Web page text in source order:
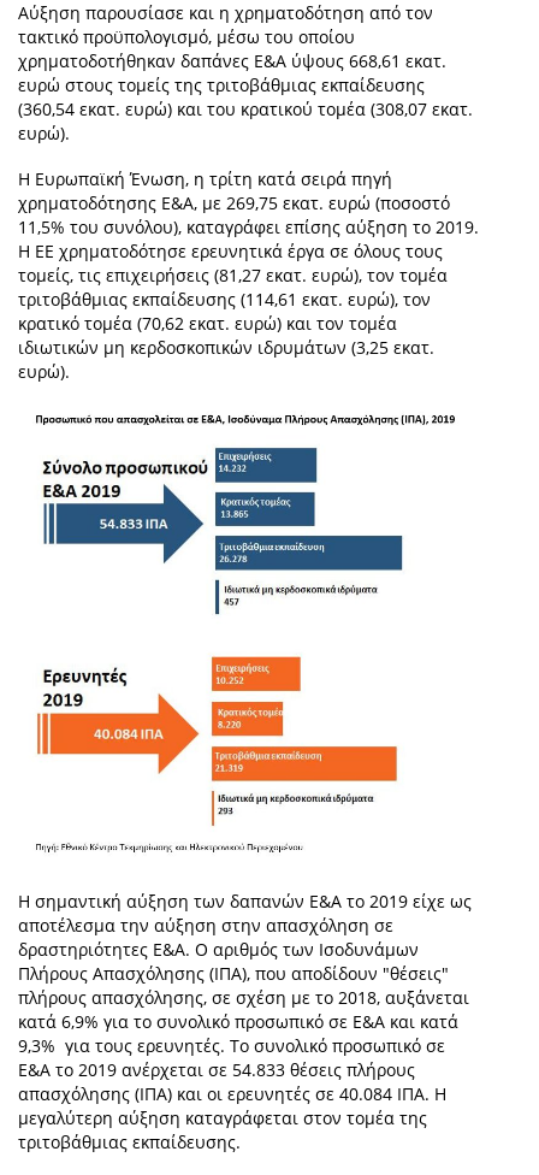
Αύξηση παρουσίασε και η χρηματοδότηση από τον
τακτικό προϋπολογισμό, μέσω του οποίου
χρηματοδοτήθηκαν δαπάνες Ε&Α ύψους 668,61 εκατ.
ευρώ στους τομείς της τριτοβάθμιας εκπαίδευσης
(360,54 εκατ. ευρώ) και του κρατικού τομέα (308,07 εκατ.
ευρώ).
Η Ευρωπαϊκή Ένωση, η τρίτη κατά σειρά πηγή
χρηματοδότησης Ε&Α, με 269,75 εκατ. ευρώ (ποσοστό
11,5% του συνόλου), καταγράφει επίσης αύξηση το 2019.
Η ΕΕ χρηματοδότησε ερευνητικά έργα σε όλους τους
τομείς, τις επιχειρήσεις (81,27 εκατ. ευρώ), τον τομέα
τριτοβάθμιας εκπαίδευσης (114,61 εκατ. ευρώ), τον
κρατικό τομέα (70,62 εκατ. ευρώ) και τον τομέα
ιδιωτικών μη κερδοσκοπικών ιδρυμάτων (3,25 εκατ.
ευρώ).
Η σημαντική αύξηση των δαπανών Ε&Α το 2019 είχε ως
αποτέλεσμα την αύξηση στην απασχόληση σε
δραστηριότητες Ε&Α. Ο αριθμός των Ισοδυνάμων
Πλήρους Απασχόλησης (ΙΠΑ), που αποδίδουν "θέσεις"
πλήρους απασχόλησης, σε σχέση με το 2018, αυξάνεται
κατά 6,9% για το συνολικό προσωπικό σε Ε&Α και κατά
9,3% για τους ερευνητές. Το συνολικό προσωπικό σε
Ε&Α το 2019 ανέρχεται σε 54.833 θέσεις πλήρους
απασχόλησης (ΙΠΑ) και οι ερευνητές σε 40.084 ΙΠΑ. Η
μεγαλύτερη αύξηση καταγράφεται στον τομέα της
τριτοβάθμιας εκπαίδευσης.